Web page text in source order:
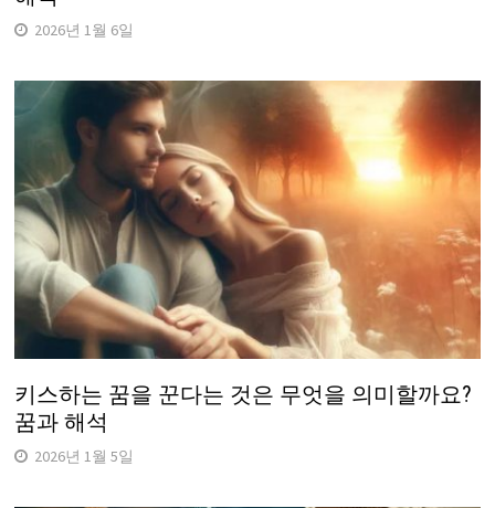
2026년 1월 6일
키스하는 꿈을 꾼다는 것은 무엇을 의미할까요?
꿈과 해석
2026년 1월 5일